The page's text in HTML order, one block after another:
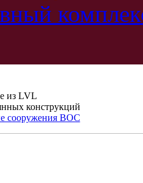
из LVL
конструкций
сооружения ВОС